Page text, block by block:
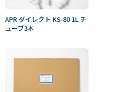
APR ダイレクト KS-80 1L チ
ューブ3本